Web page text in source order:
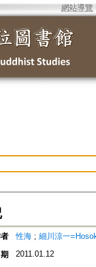
網站導覽
性海 ; 細川涼一
2011.01.12